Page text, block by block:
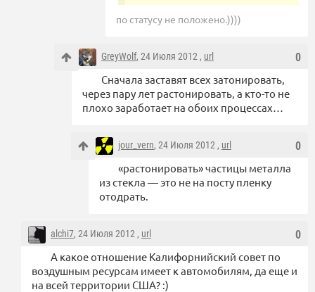
по статусу не положено.))))
0
GreyWolf, 24 Июля 2012 , url
Сначала заставят всех затонировать,
через пару лет растонировать, а кто-то не
плохо заработает на обоих процессах…
0
jour_vern, 24 Июля 2012 , url
«растонировать» частицы металла
из стекла — это не на посту пленку
отодрать.
0
alchi7, 24 Июля 2012 , url
А какое отношение Калифорнийский совет по
воздушным ресурсам имеет к автомобилям, да еще и
на всей территории США? :)